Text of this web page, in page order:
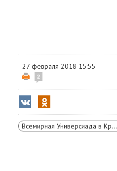
27 февраля 2018 15:55
2
Всемирная Универсиада в Красноярске